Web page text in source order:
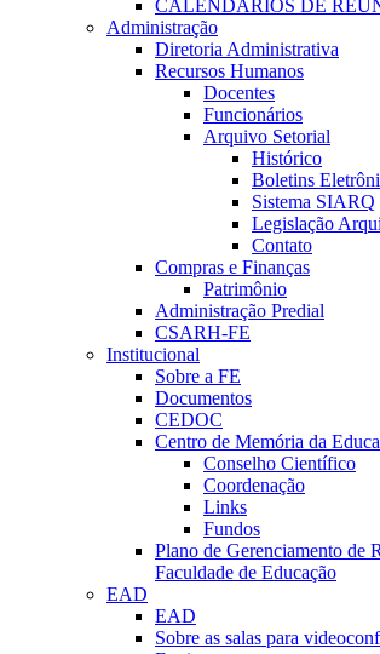
CALENDÁRIOS DE
Administração
Diretoria Administrativa
Recursos Humanos
Docentes
Funcionários
Arquivo Setorial
Histórico
Boletins
Sistema SIARQ
Legislação
Contato
Compras e Finanças
Patrimônio
Administração Predial
CSARH-FE
Institucional
Sobre a FE
Documentos
CEDOC
Centro de Memória da
Conselho Científico
Coordenação
Links
Fundos
Plano de Gerenciamento de
Faculdade de Educação
EAD
EAD
Sobre as salas para